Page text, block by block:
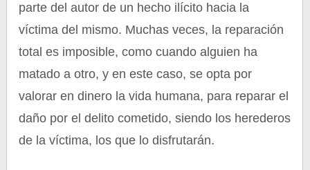
parte del autor de un hecho ilícito hacia la
víctima del mismo. Muchas veces, la reparación
total es imposible, como cuando alguien ha
matado a otro, y en este caso, se opta por
valorar en dinero la vida humana, para reparar el
daño por el delito cometido, siendo los herederos
de la víctima, los que lo disfrutarán.